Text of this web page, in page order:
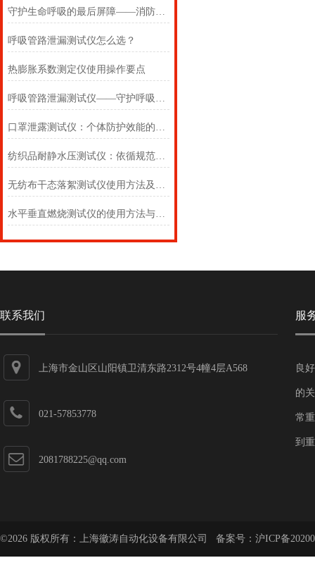
守护生命呼吸的最后屏障——消防自救呼吸器防护性能测试仪的全面检测
呼吸管路泄漏测试仪怎么选？
热膨胀系数测定仪使用操作要点
呼吸管路泄漏测试仪——守护呼吸类医疗器械安全的精密检测方案
口罩泄露测试仪：个体防护效能的科学评估仪器
纺织品耐静水压测试仪：依循规范，精准测防渗
无纺布干态落絮测试仪使用方法及注意事项详解
水平垂直燃烧测试仪的使用方法与注意事项
联系我们
上海市金山区山阳镇卫清东路2312号4幢4层A568
021-57853778
2081788225@qq.com
服
良
的
常
到
©2026 版权所有：上海徽涛自动化设备有限公司 备案号： 沪ICP备